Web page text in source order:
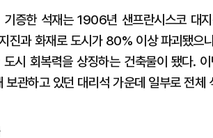
기증한 석재는 1906년 샌프란시스코 대
진과 화재로 도시가 80% 이상 파괴됐으
도시 회복력을 상징하는 건축물이 됐다.
보관하고 있던 대리석 가운데 일부로 전체